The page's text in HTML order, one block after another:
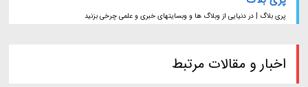
پری بلاگ | در دنیایی از وبلاگ ها و وبسایتهای خبری و علمی چرخی بزنید
اخبار و مقالات مرتبط